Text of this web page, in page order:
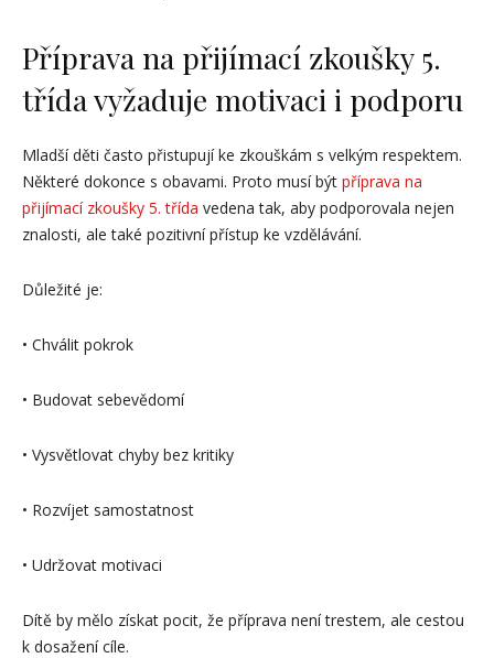
Příprava na přijímací zkoušky 5.
třída vyžaduje motivaci i podporu
Mladší děti často přistupují ke zkouškám s velkým respektem.
Některé dokonce s obavami. Proto musí být příprava na
přijímací zkoušky 5. třída vedena tak, aby podporovala nejen
znalosti, ale také pozitivní přístup ke vzdělávání.
Důležité je:
• Chválit pokrok
• Budovat sebevědomí
• Vysvětlovat chyby bez kritiky
• Rozvíjet samostatnost
• Udržovat motivaci
Dítě by mělo získat pocit, že příprava není trestem, ale cestou
k dosažení cíle.